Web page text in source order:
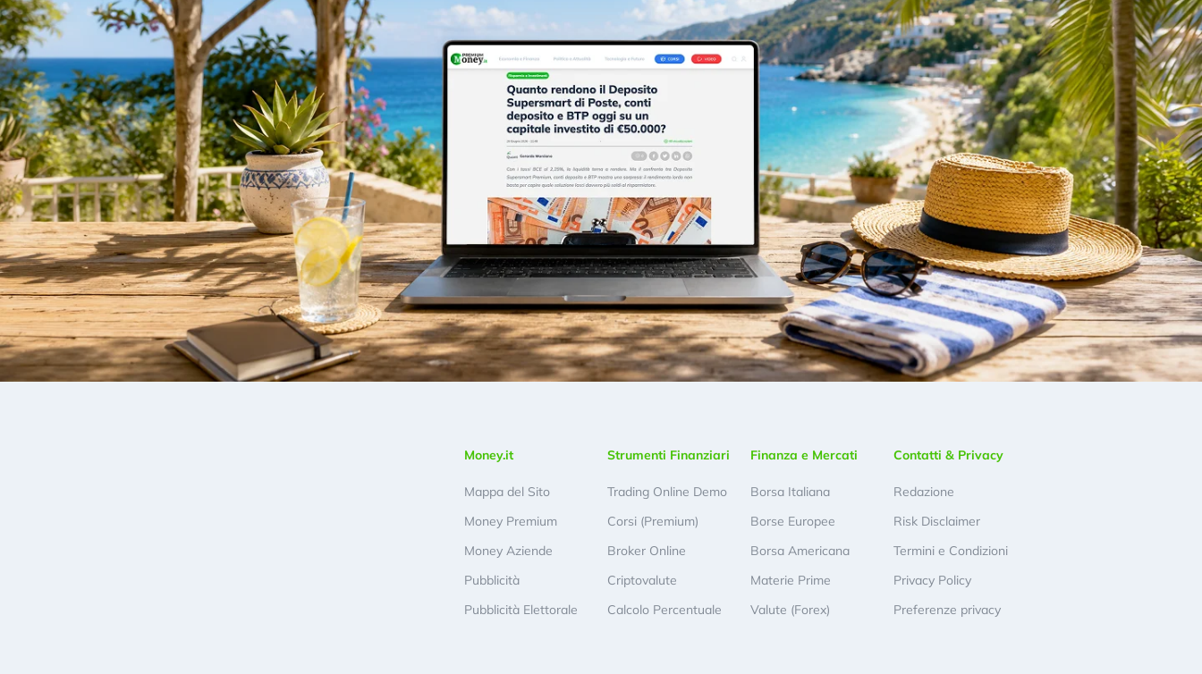
Money.it
Mappa del Sito
Money Premium
Money Aziende
Pubblicità
Pubblicità Elettorale
Strumenti Finanziari
Trading Online Demo
Corsi (Premium)
Broker Online
Criptovalute
Calcolo Percentuale
Finanza e Mercati
Borsa Italiana
Borse Europee
Borsa Americana
Materie Prime
Valute (Forex)
Contatti & Privacy
Redazione
Risk Disclaimer
Termini e Condizioni
Privacy Policy
Preferenze privacy